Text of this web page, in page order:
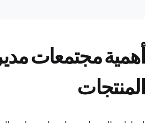
أهمية مجتمعات
المنتجات